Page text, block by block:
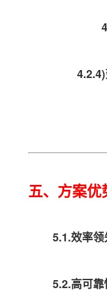
五、方案优
5.1.效率领
5.2.高可靠